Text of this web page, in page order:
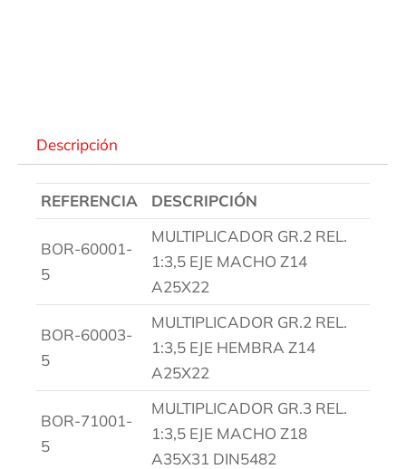
Descripción
REFERENCIA DESCRIPCIÓN
BOR-60001-
5
MULTIPLICADOR GR.2 REL.
1:3,5 EJE MACHO Z14
A25X22
BOR-60003-
5
MULTIPLICADOR GR.2 REL.
1:3,5 EJE HEMBRA Z14
A25X22
BOR-71001-
5
MULTIPLICADOR GR.3 REL.
1:3,5 EJE MACHO Z18
A35X31 DIN5482